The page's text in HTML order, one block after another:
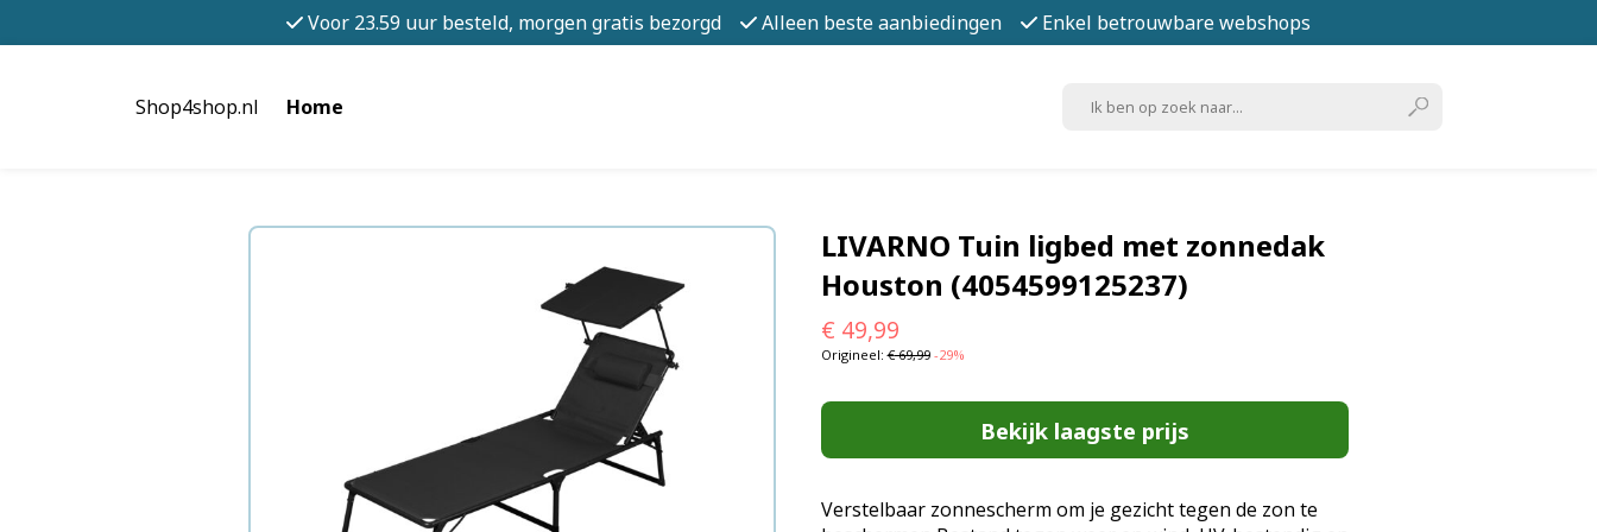
Voor 23.59 uur besteld, morgen gratis bezorgd Alleen beste aanbiedingen Enkel betrouwbare webshops
Shop4shop.nl Home
LIVARNO Tuin ligbed met zonnedak
Houston (4054599125237)
€ 49,99
Origineel:€69,99 -29%
Bekijk laagste prijs
Verstelbaar zonnescherm om je gezicht tegen de zon te